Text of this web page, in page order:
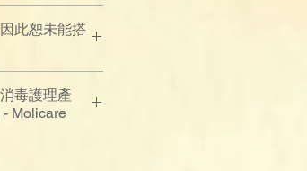
此恕未能搭
毒護理產
Molicare